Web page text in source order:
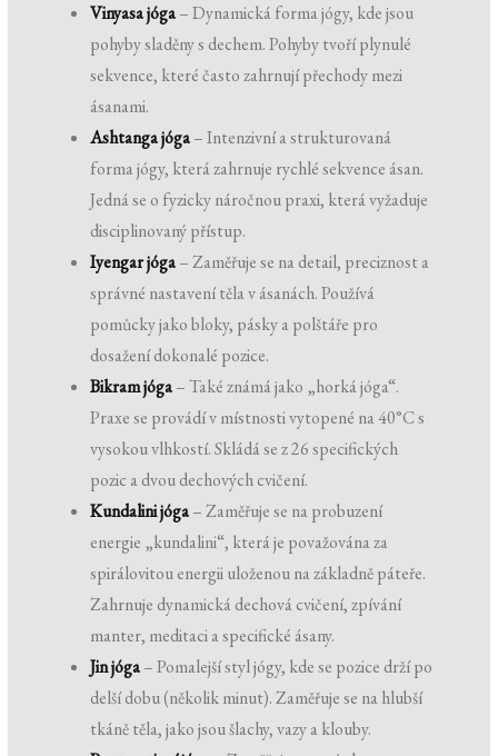
Vinyasa jóga– Dynamická forma jógy, kde jsou
pohyby sladěny s dechem. Pohyby tvoří plynulé
sekvence, které často zahrnují přechody mezi
ásanami.
Ashtanga jóga– Intenzivní a strukturovaná
forma jógy, která zahrnuje rychlé sekvence ásan.
Jedná se o fyzicky náročnou praxi, která vyžaduje
disciplinovaný přístup.
Iyengar jóga– Zaměřuje se na detail, preciznost a
správné nastavení těla v ásanách. Používá
pomůcky jako bloky, pásky a polštáře pro
dosažení dokonalé pozice.
Bikram jóga– Také známá jako „horká jóga“.
Praxe se provádí v místnosti vytopené na 40°C s
vysokou vlhkostí. Skládá se z 26 specifických
pozic a dvou dechových cvičení.
Kundalini jóga– Zaměřuje se na probuzení
energie „kundalini“, která je považována za
spirálovitou energii uloženou na základně páteře.
Zahrnuje dynamická dechová cvičení, zpívání
manter, meditaci a specifické ásany.
Jin jóga– Pomalejší styl jógy, kde se pozice drží po
delší dobu (několik minut). Zaměřuje se na hlubší
tkáně těla, jako jsou šlachy, vazy a klouby.